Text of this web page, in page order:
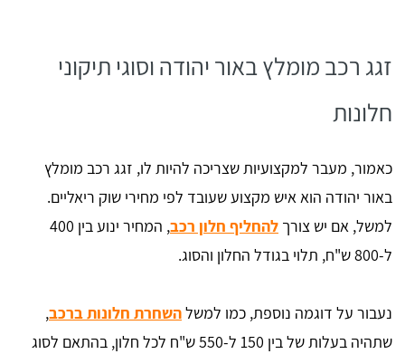
זגג רכב מומלץ באור יהודה וסוגי תיקוני
חלונות
כאמור, מעבר למקצועיות שצריכה להיות לו, זגג רכב מומלץ
באור יהודה הוא איש מקצוע שעובד לפי מחירי שוק ריאליים.
למשל, אם יש צורך להחליף חלון רכב
, המחיר ינוע בין 400
ל-800 ש"ח, תלוי בגודל החלון והסוג.
נעבור על דוגמה נוספת, כמו למשלהשחרת חלונות ברכב,
שתהיה בעלות של בין 150 ל-550 ש"ח לכל חלון, בהתאם לסוג